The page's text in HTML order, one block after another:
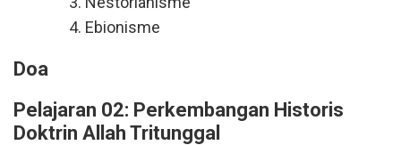
Ebionisme
Doa
Pelajaran 02: Perkembangan Historis
Doktrin Allah Tritunggal